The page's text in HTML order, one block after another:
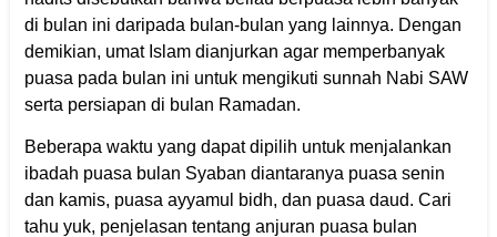
di bulan ini daripada bulan-bulan yang lainnya. Dengan
demikian, umat Islam dianjurkan agar memperbanyak
puasa pada bulan ini untuk mengikuti sunnah Nabi SAW
serta persiapan di bulan Ramadan.
Beberapa waktu yang dapat dipilih untuk menjalankan
ibadah puasa bulan Syaban diantaranya puasa senin
dan kamis, puasa ayyamul bidh, dan puasa daud. Cari
tahu yuk, penjelasan tentang anjuran puasa bulan